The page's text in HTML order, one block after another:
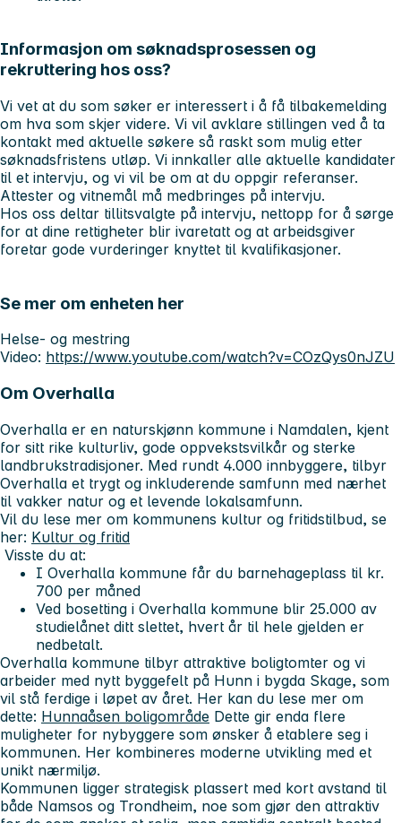
Informasjon om søknadsprosessen og
rekruttering hos oss?
Vi vet at du som søker er interessert i å få tilbakemelding
om hva som skjer videre. Vi vil avklare stillingen ved å ta
kontakt med aktuelle søkere så raskt som mulig etter
søknadsfristens utløp. Vi innkaller alle aktuelle kandidater
til et intervju, og vi vil be om at du oppgir referanser.
Attester og vitnemål må medbringes på intervju.
Hos oss deltar tillitsvalgte på intervju, nettopp for å sørge
for at dine rettigheter blir ivaretatt og at arbeidsgiver
foretar gode vurderinger knyttet til kvalifikasjoner.
Se mer om enheten her
Helse- og mestring
Video: https://www.youtube.com/watch?v=COzQys0nJZU
Om Overhalla
Overhalla er en naturskjønn kommune i Namdalen, kjent
for sitt rike kulturliv, gode oppvekstsvilkår og sterke
landbrukstradisjoner. Med rundt 4.000 innbyggere, tilbyr
Overhalla et trygt og inkluderende samfunn med nærhet
til vakker natur og et levende lokalsamfunn.
Vil du lese mer om kommunens kultur og fritidstilbud, se
her: Kultur og fritid
Visste du at:
I Overhalla kommune får du barnehageplass til kr.
700 per måned
Ved bosetting i Overhalla kommune blir 25.000 av
studielånet ditt slettet, hvert år til hele gjelden er
nedbetalt.
Overhalla kommune tilbyr attraktive boligtomter og vi
arbeider med nytt byggefelt på Hunn i bygda Skage, som
vil stå ferdige i løpet av året. Her kan du lese mer om
dette: Hunnaåsen boligområde Dette gir enda flere
muligheter for nybyggere som ønsker å etablere seg i
kommunen. Her kombineres moderne utvikling med et
unikt nærmiljø.
Kommunen ligger strategisk plassert med kort avstand til
både Namsos og Trondheim, noe som gjør den attraktiv